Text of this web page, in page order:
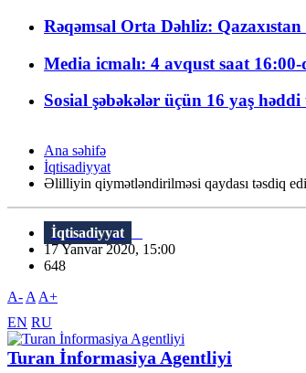
Rəqəmsal Orta Dəhliz:
Media icmalı: 4 avqust saat
Sosial şəbəkələr üçün 16 yaş
Ana səhifə
İqtisadiyyat
Əlilliyin qiymətləndirilməsi qaydası təsdiq
İqtisadiyyat
17 Yanvar 2020, 15:00
648
A- A A+
EN RU
Turan İnformasiya Agentliyi